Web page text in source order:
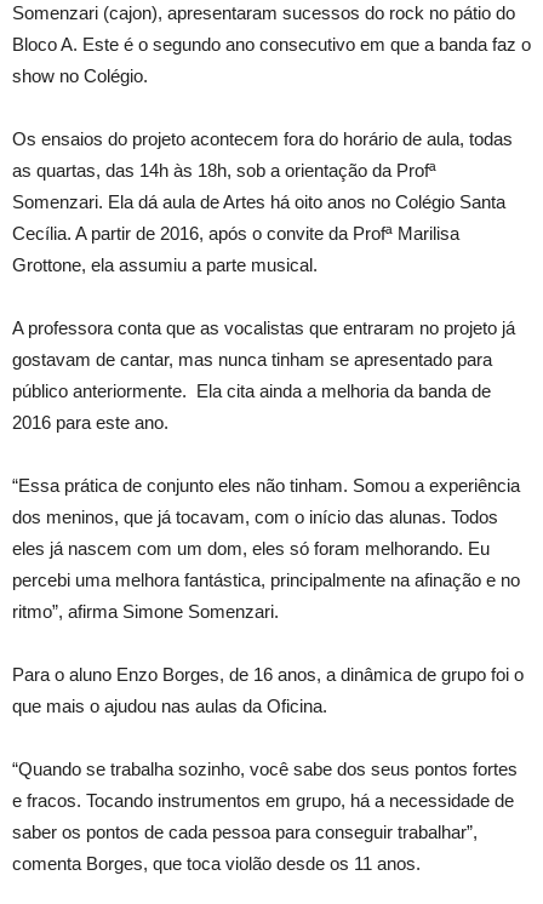
Somenzari (cajon), apresentaram sucessos do rock no pátio do
Bloco A. Este é o segundo ano consecutivo em que a banda faz o
show no Colégio.
Os ensaios do projeto acontecem fora do horário de aula, todas
as quartas, das 14h às 18h, sob a orientação da Profª
Somenzari. Ela dá aula de Artes há oito anos no Colégio Santa
Cecília. A partir de 2016, após o convite da Profª Marilisa
Grottone, ela assumiu a parte musical.
A professora conta que as vocalistas que entraram no projeto já
gostavam de cantar, mas nunca tinham se apresentado para
público anteriormente. Ela cita ainda a melhoria da banda de
2016 para este ano.
“Essa prática de conjunto eles não tinham. Somou a experiência
dos meninos, que já tocavam, com o início das alunas. Todos
eles já nascem com um dom, eles só foram melhorando. Eu
percebi uma melhora fantástica, principalmente na afinação e no
ritmo”, afirma Simone Somenzari.
Para o aluno Enzo Borges, de 16 anos, a dinâmica de grupo foi o
que mais o ajudou nas aulas da Oficina.
“Quando se trabalha sozinho, você sabe dos seus pontos fortes
e fracos. Tocando instrumentos em grupo, há a necessidade de
saber os pontos de cada pessoa para conseguir trabalhar”,
comenta Borges, que toca violão desde os 11 anos.